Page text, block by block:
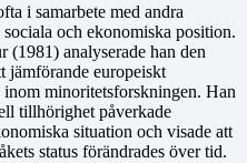
i samarbete med andra
och ekonomiska position.
(1981) analyserade han den
jämförande europeiskt
minoritetsforskningen. Han
tillhörighet påverkade
situation och visade att
status förändrades över tid.